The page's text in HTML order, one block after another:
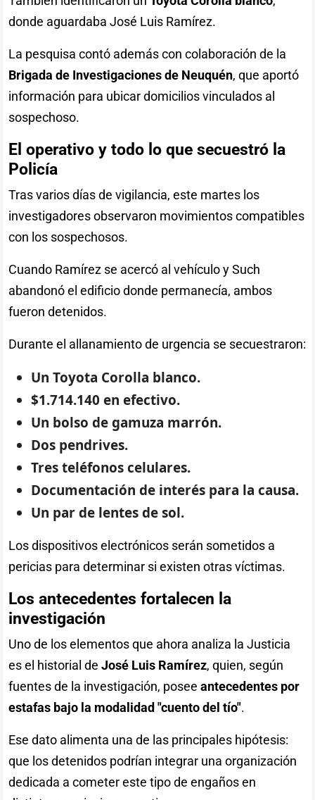
donde aguardaba José Luis Ramírez.
La pesquisa contó además con colaboración de la
Brigada de Investigaciones de Neuquén, que aportó
información para ubicar domicilios vinculados al
sospechoso.
El operativo y todo lo que secuestró la
Policía
Tras varios días de vigilancia, este martes los
investigadores observaron movimientos compatibles
con los sospechosos.
Cuando Ramírez se acercó al vehículo y Such
abandonó el edificio donde permanecía, ambos
fueron detenidos.
Durante el allanamiento de urgencia se secuestraron:
Un Toyota Corolla blanco.
$1.714.140 en efectivo.
Un bolso de gamuza marrón.
Dos pendrives.
Tres teléfonos celulares.
Documentación de interés para la causa.
Un par de lentes de sol.
Los dispositivos electrónicos serán sometidos a
pericias para determinar si existen otras víctimas.
Los antecedentes fortalecen la
investigación
Uno de los elementos que ahora analiza la Justicia
es el historial deJosé Luis Ramírez, quien, según
fuentes de la investigación, poseeantecedentes por
estafas bajo la modalidad "cuento del tío".
Ese dato alimenta una de las principales hipótesis:
que los detenidos podrían integrar una organización
dedicada a cometer este tipo de engaños en